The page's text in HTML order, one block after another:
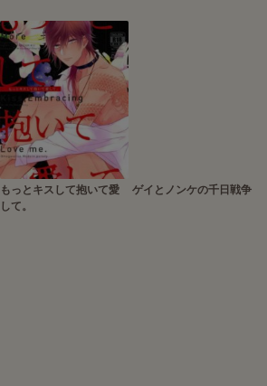
もっとキスして抱いて愛
して。
ゲイとノンケの千日戦争